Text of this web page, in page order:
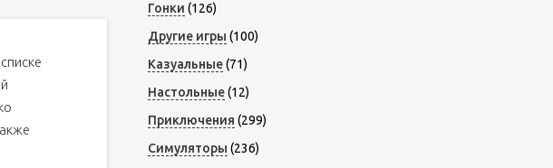
Гонки (126)
Другие игры (100)
Казуальные(71)
Настольные(12)
Приключения (299)
Симуляторы (236)